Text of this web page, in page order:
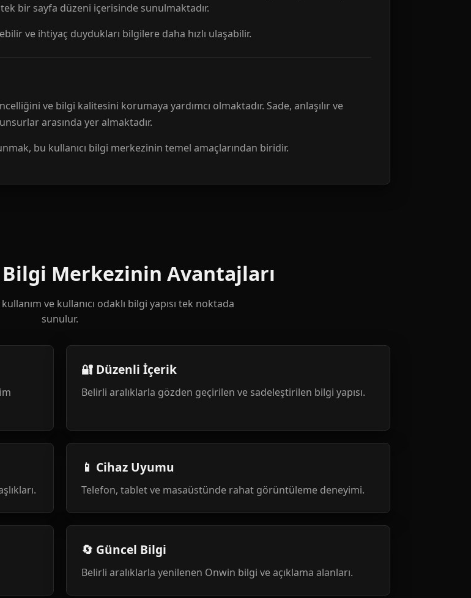
bir sayfa düzeni içerisinde sunulmaktadır.
ve ihtiyaç duydukları bilgilere daha hızlı ulaşabilir.
ve bilgi kalitesini korumaya yardımcı olmaktadır. Sade, anlaşılır ve
arasında yer almaktadır.
bu kullanıcı bilgi merkezinin temel amaçlarından biridir.
Bilgi Merkezinin Avantajları
ve kullanıcı odaklı bilgi yapısı tek noktada
sunulur.
🔐 Düzenli İçerik
Belirli aralıklarla gözden geçirilen ve sadeleştirilen bilgi yapısı.
📱 Cihaz Uyumu
Telefon, tablet ve masaüstünde rahat görüntüleme deneyimi.
🔄 Güncel Bilgi
Belirli aralıklarla yenilenen Onwin bilgi ve açıklama alanları.